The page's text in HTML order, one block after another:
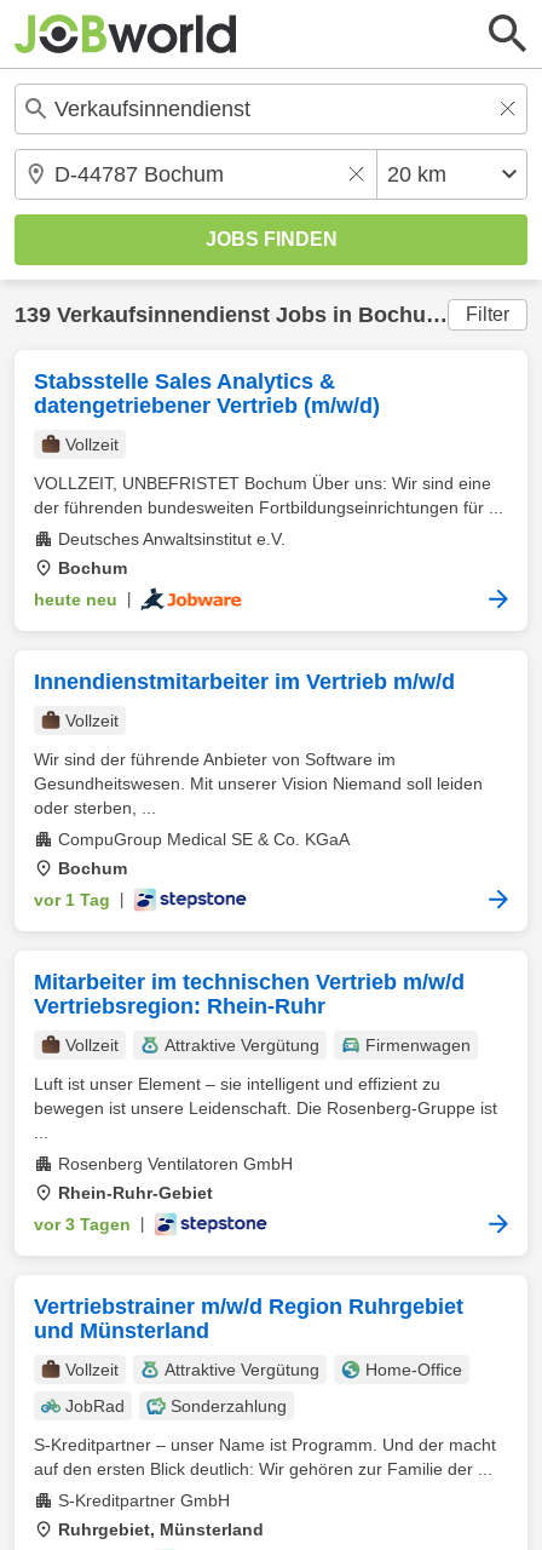
139 Verkaufsinnendienst Jobs in Bochum (20 km)
Filter
Stabsstelle Sales Analytics &
datengetriebener Vertrieb (m/w/d)
Vollzeit
VOLLZEIT, UNBEFRISTET Bochum Über uns: Wir sind eine
der führenden bundesweiten Fortbildungseinrichtungen für ...
Deutsches Anwaltsinstitut e.V.
Bochum
heute neu
Innendienstmitarbeiter im Vertrieb m/w/d
Vollzeit
Wir sind der führende Anbieter von Software im
Gesundheitswesen. Mit unserer Vision Niemand soll leiden
oder sterben, ...
CompuGroup Medical SE & Co. KGaA
Bochum
vor 1 Tag
Mitarbeiter im technischen Vertrieb m/w/d
Vertriebsregion: Rhein-Ruhr
Vollzeit Attraktive Vergütung
Firmenwagen
Luft ist unser Element – sie intelligent und effizient zu
bewegen ist unsere Leidenschaft. Die Rosenberg-Gruppe ist
Rosenberg Ventilatoren GmbH
Rhein-Ruhr-Gebiet
vor 3 Tagen
Vertriebstrainer m/w/d Region Ruhrgebiet
und Münsterland
Vollzeit Attraktive Vergütung
Home-Office
JobRad
Sonderzahlung
S-Kreditpartner – unser Name ist Programm. Und der macht
auf den ersten Blick deutlich: Wir gehören zur Familie der ...
S-Kreditpartner GmbH
Ruhrgebiet, Münsterland